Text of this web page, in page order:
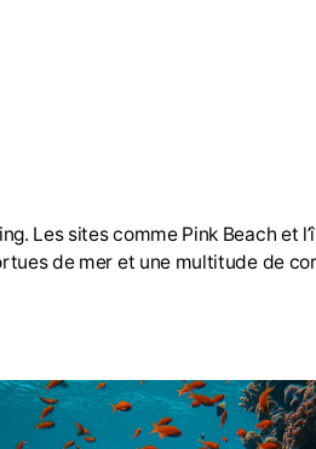
Les sites comme Pink Beach et
de mer et une multitude de